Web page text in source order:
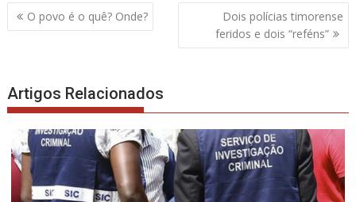
Navegação
de
O povo é o quê? Onde?
Dois polícias timorense
feridos e dois “reféns”
Artigos Relacionados